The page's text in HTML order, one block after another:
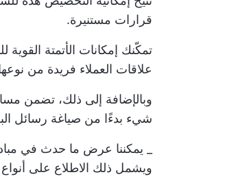
قرارات مستنيرة.
تمكّنك إمكانات الأتمتة
علاقات العملاء فريدة من
وبالإضافة إلى ذلك، تضمن
شيء بدءًا من صياغة رسائل
ويشمل ذلك الاطلاع على أنواع